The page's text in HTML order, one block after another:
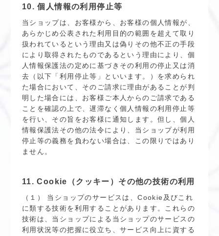
10. 個人情報の利用停止等
当ショップは、お客様から、お客様の個人情報が、
あらかじめ公表された利用目的の範囲を超えて取り
扱われているという理由又は偽りその他不正の手段
により取得されたものであるという理由により、個
人情報保護法の定めに基づきその利用の停止又は消
去（以下「利用停止等」といいます。）を求められ
た場合において、そのご請求に理由があることが判
明した場合には、お客様ご本人からのご請求である
ことを確認の上で、遅滞なく個人情報の利用停止等
を行い、その旨をお客様に通知します。但し、個人
情報保護法その他の法令により、当ショップが利用
停止等の義務を負わない場合は、この限りではあり
ません。
11. Cookie（クッキー）その他の技術の利用
（１） 当ショップのサービスは、Cookie及びこれ
に類する技術を利用することがあります。これらの
技術は、当ショップによる当ショップのサービスの
利用状況等の把握に役立ち、サービス向上に資する